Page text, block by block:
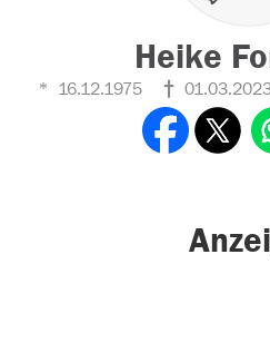
Heike
16.12.1975